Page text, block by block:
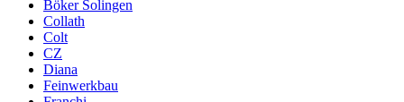
Böker Solingen
Collath
Colt
CZ
Diana
Feinwerkbau